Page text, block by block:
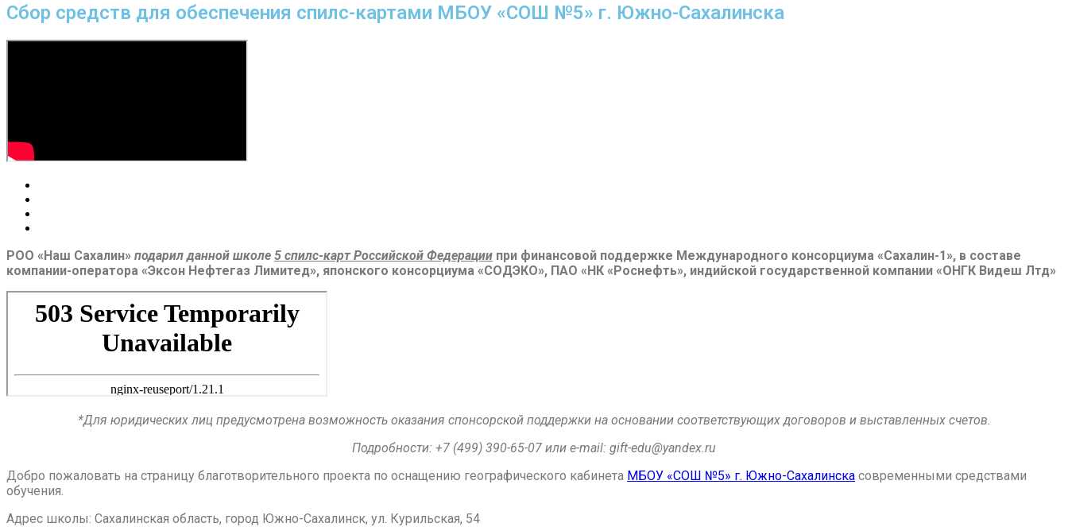
Сбор средств для обеспечения спилс-картами МБОУ «СОШ №5» г. Южно-Сахалинска
РОО «Наш Сахалин» подарил данной школе 5 спилс-карт Российской Федерации при финансовой поддержке Международного консорциума «Сахалин-1», в составе
компании-оператора «Эксон Нефтегаз Лимитед», японского консорциума «СОДЭКО», ПАО «НК «Роснефть», индийской государственной компании «ОНГК Видеш Лтд»
*Для юридических лиц предусмотрена возможность оказания спонсорской поддержки на основании соответствующих договоров и выставленных счетов.
Подробности: +7 (499) 390-65-07 или e-mail: gift-edu@yandex.ru
Добро пожаловать на страницу благотворительного проекта по оснащению географического кабинета МБОУ «СОШ №5» г. Южно-Сахалинска современными средствами
обучения.
Адрес школы: Сахалинская область, город Южно-Сахалинск, ул. Курильская, 54